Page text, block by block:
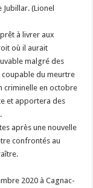
(Lionel
à livrer aux
où il aurait
malgré des
coupable du meurtre
criminelle en octobre
et apportera des
après une nouvelle
confrontés au
2020 à Cagnac-